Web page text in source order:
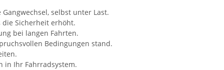
selbst unter Last.
Sicherheit erhöht.
bei langen Fahrten.
Bedingungen stand.
in Ihr Fahrradsystem.